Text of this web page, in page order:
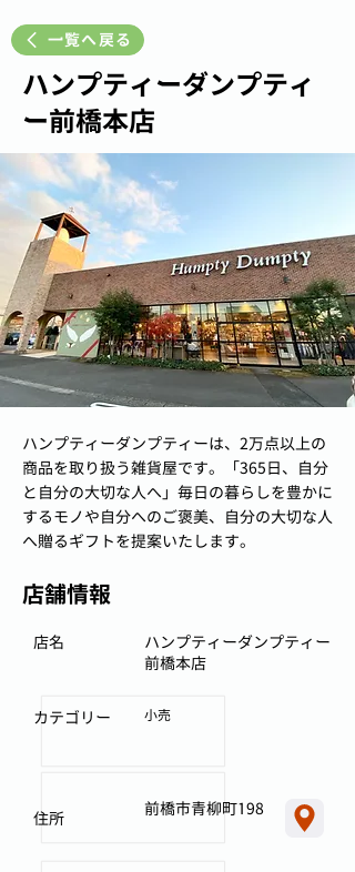
一覧へ戻る
ハンプティーダンプティ
ー前橋本店
ハンプティーダンプティーは、2万点以上の
商品を取り扱う雑貨屋です。「365日、自分
と自分の大切な人へ」毎日の暮らしを豊かに
するモノや自分へのご褒美、自分の大切な人
へ贈るギフトを提案いたします。
店舗情報
ハンプティーダンプティー
前橋本店
店名
小売
カテゴリー
前橋市青柳町198
住所